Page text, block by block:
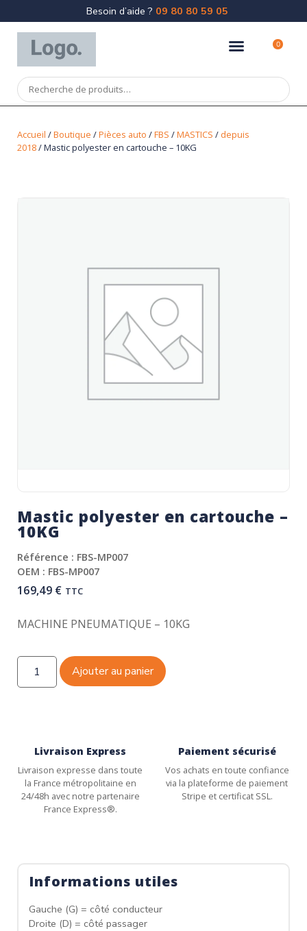
Besoin d’aide ? 09 80 80 59 05
0
Accueil /Boutique /Pièces auto /FBS /MASTICS / depuis
2018/ Mastic polyester en cartouche – 10KG
Mastic polyester en cartouche –
10KG
Référence : FBS-MP007
OEM : FBS-MP007
169,49 € TTC
MACHINE PNEUMATIQUE – 10KG
Ajouter au panier
Livraison Express
Livraison expresse dans toute
la France métropolitaine en
24/48h avec notre partenaire
France Express®.
Paiement sécurisé
Vos achats en toute confiance
via la plateforme de paiement
Stripe et certificat SSL.
Informations utiles
Gauche (G) = côté conducteur
Droite (D) = côté passager